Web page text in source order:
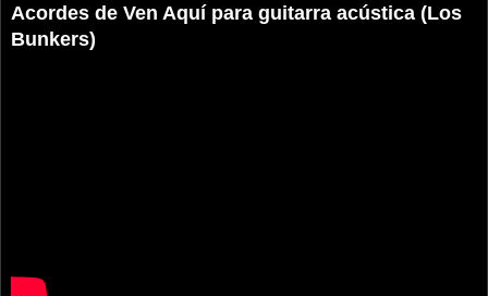
Acordes de Ven Aquí para guitarra acústica (Los
Bunkers)